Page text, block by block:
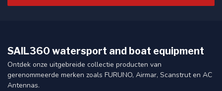
SAIL360 watersport and boat equipment
Ontdek onze uitgebreide collectie producten van
gerenommeerde merken zoals FURUNO, Airmar, Scanstrut en AC
Antennas.